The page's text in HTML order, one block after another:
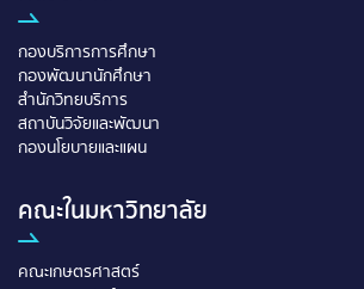
กองบริการการศึกษา
กองพัฒนานักศึกษา
สำนักวิทยบริการ
สถาบันวิจัยและพัฒนา
กองนโยบายและแผน
คณะในมหาวิทยาลัย
คณะเกษตรศาสตร์